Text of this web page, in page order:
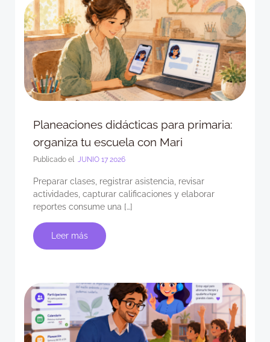
Planeaciones didácticas para primaria:
organiza tu escuela con Mari
Publicado el JUNIO 17 2026
Preparar clases, registrar asistencia, revisar
actividades, capturar calificaciones y elaborar
reportes consume una […]
Leer más